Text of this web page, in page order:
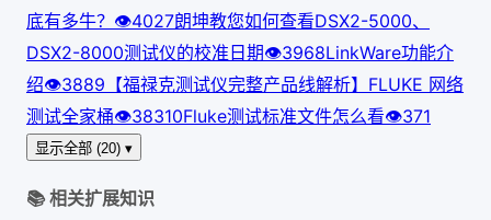
底有多牛？ 👁4027朗坤教您如何查看DSX2-5000、
DSX2-8000测试仪的校准日期👁3968LinkWare功能介
绍👁3889 【福禄克测试仪完整产品线解析】FLUKE 网络
测试全家桶👁38310Fluke测试标准文件怎么看👁371
显示全部 (20) ▾
📚 相关扩展知识